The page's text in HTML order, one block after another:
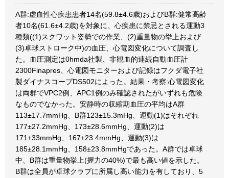
A群:虚血性心疾患患者14名(59.8±4.6歳)およびB群:健常高齢
者10名(61.6±4.2歳)を対象に、心疾患に禁忌とされる運動3
種類((1)スクワット姿勢での作業、(2)重量物の挙上および
(3)卓球ストローク中)の血圧、心電図変化について調査し
た。血圧測定は0hmda社製、非観血的連続自動血圧計
2300Finapres、心電図モニターおよび記録はフクダ電子社
製ダイナスコープDS502によった。結果・考察:心電図変化
は両群でVPC2例、APC1例のみ確認されたがいずれも危険
なものでなかった。安静時の収縮期血圧の平均はA群
113±17.7mmHg、B群123±15.3mHg、運動(1)はそれぞれ
177±27.2mmHg、173±28.6mmHg、運動(2)は
171±33mmHg、167±23.4mmHg、運動(3)は
185±28.1mmHg、158±23.8mmHgであった。A群では卓球
中、B群は重量物挙上(握力の40%)で最も高い値を示した。
B群は全員が卓球クラブに所属し高い能力を有しており、5